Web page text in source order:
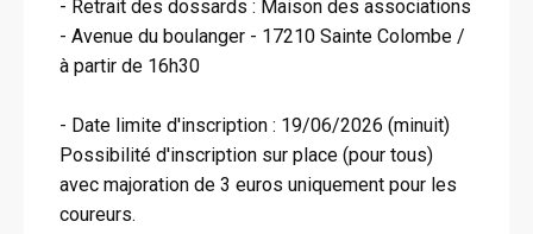
- Retrait des dossards : Maison des associations
- Avenue du boulanger - 17210 Sainte Colombe /
à partir de 16h30
- Date limite d'inscription : 19/06/2026 (minuit)
Possibilité d'inscription sur place (pour tous)
avec majoration de 3 euros uniquement pour les
coureurs.